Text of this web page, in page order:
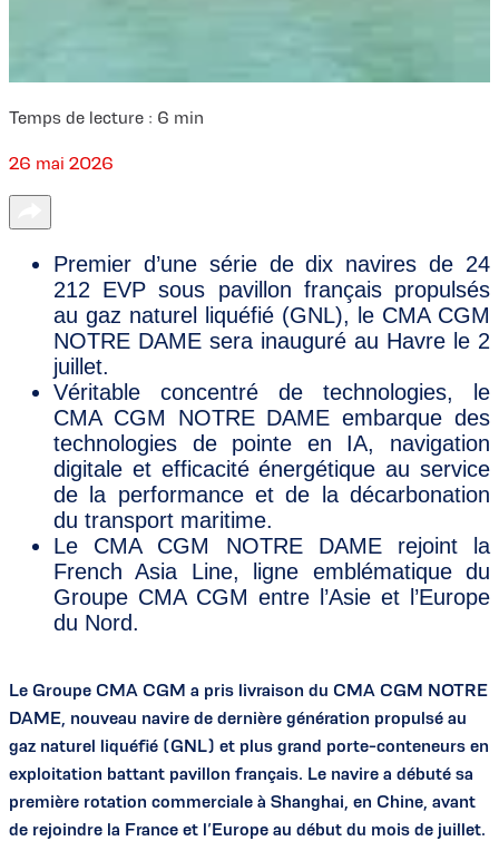
Temps de lecture : 6 min
26 mai 2026
Premier d’une série de dix navires de 24
212 EVP sous pavillon français propulsés
au gaz naturel liquéfié (GNL), le CMA CGM
NOTRE DAME sera inauguré au Havre le 2
juillet.
Véritable concentré de technologies, le
CMA CGM NOTRE DAME embarque des
technologies de pointe en IA, navigation
digitale et efficacité énergétique au service
de la performance et de la décarbonation
du transport maritime.
Le CMA CGM NOTRE DAME rejoint la
French Asia Line, ligne emblématique du
Groupe CMA CGM entre l’Asie et l’Europe
du Nord.
Le Groupe CMA CGM a pris livraison du CMA CGM NOTRE
DAME, nouveau navire de dernière génération propulsé au
gaz naturel liquéfié (GNL) et plus grand porte-conteneurs en
exploitation battant pavillon français. Le navire a débuté sa
première rotation commerciale à Shanghai, en Chine, avant
de rejoindre la France et l’Europe au début du mois de juillet.